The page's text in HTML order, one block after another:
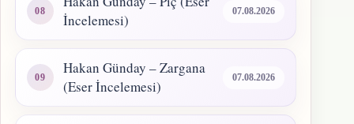
İncelemesi)
07.08.2026
Hakan Günday – Zargana
(Eser İncelemesi)
07.08.2026